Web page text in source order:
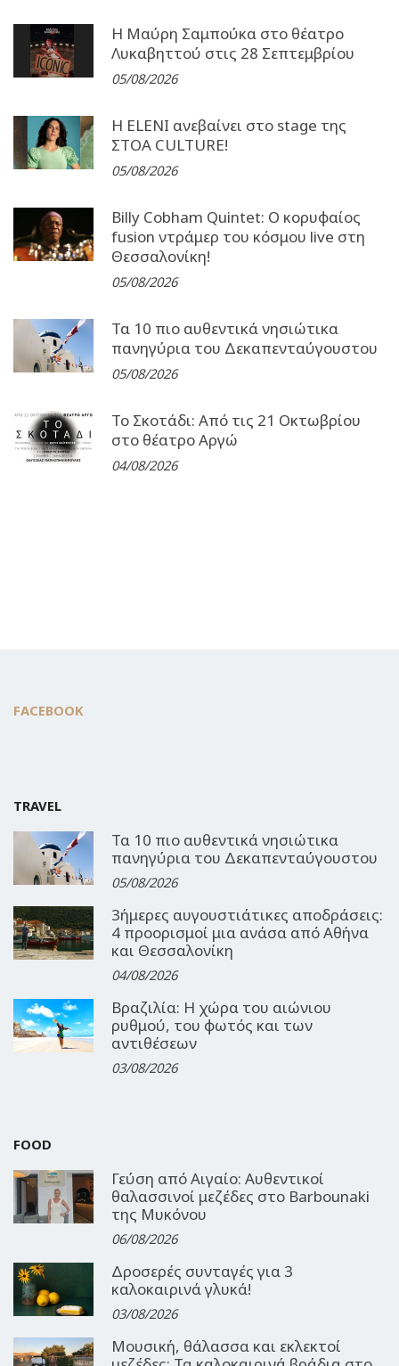
Η Μαύρη Σαμπούκα στο θέατρο
Λυκαβηττού στις 28 Σεπτεμβρίου
05/08/2026
Η ELENI ανεβαίνει στο stage της
ΣΤΟΑ CULTURE!
05/08/2026
Billy Cobham Quintet: Ο κορυφαίος
fusion ντράμερ του κόσμου live στη
Θεσσαλονίκη!
05/08/2026
Τα 10 πιο αυθεντικά νησιώτικα
πανηγύρια του Δεκαπενταύγουστου
05/08/2026
Το Σκοτάδι: Από τις 21 Οκτωβρίου
στο θέατρο Αργώ
04/08/2026
FACEBOOK
TRAVEL
Τα 10 πιο αυθεντικά νησιώτικα
πανηγύρια του Δεκαπενταύγουστου
05/08/2026
3ήμερες αυγουστιάτικες αποδράσεις:
4 προορισμοί μια ανάσα από Αθήνα
και Θεσσαλονίκη
04/08/2026
Βραζιλία: Η χώρα του αιώνιου
ρυθμού, του φωτός και των
αντιθέσεων
03/08/2026
FOOD
Γεύση από Αιγαίο: Αυθεντικοί
θαλασσινοί μεζέδες στο Barbounaki
της Μυκόνου
06/08/2026
Δροσερές συνταγές για 3
καλοκαιρινά γλυκά!
03/08/2026
Μουσική, θάλασσα και εκλεκτοί